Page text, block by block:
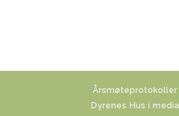
Årsmøteprotokoller
Dyrenes Hus i media